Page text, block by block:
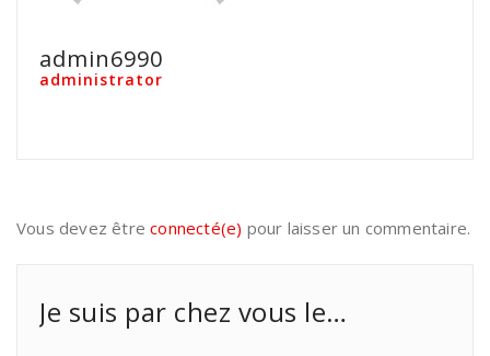
admin6990
administrator
Vous devez êtreconnecté(e) pour laisser un commentaire.
Je suis par chez vous le…